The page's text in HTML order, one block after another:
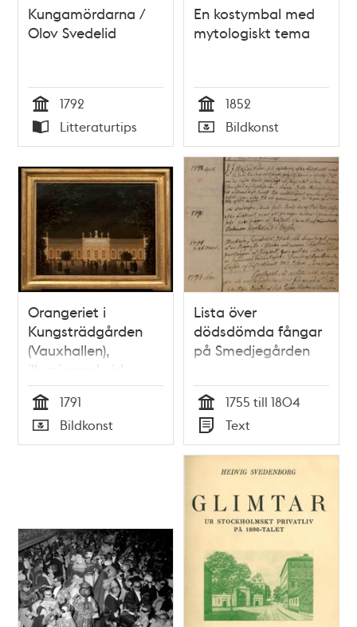
Kungamördarna /
Olov Svedelid
Tid
1792
Typ
Litteraturtips
En kostymbal med
mytologiskt tema
Tid
1852
Typ
Bildkonst
Orangeriet i
Kungsträdgården
(Vauxhallen),
illuminerad vid
Borgerskapets fest
den 21 augusti 1791
med anledning av
Gustav III:s
Tid
1791
Typ
Bildkonst
Lista över
dödsdömda fångar
på Smedjegården
Tid
1755 till 1804
Typ
Text